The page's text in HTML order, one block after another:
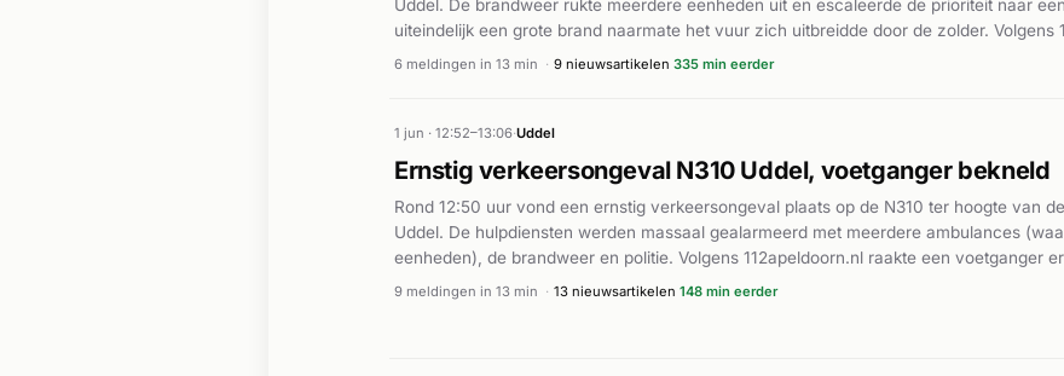
Uddel. De brandweer rukte meerdere eenheden uit en escaleerde de prioriteit naar
uiteindelijk een grote brand naarmate het vuur zich uitbreidde door de zolder. Volgens
brand veroorzaakt door een blikseminslag. De brand greep snel om zich heen in het
6 meldingen in 13 min · 9 nieuwsartikelen 335 min eerder
1 jun · 12:52–13:06·Uddel
Ernstig verkeersongeval N310 Uddel, voetganger bekneld
Rond 12:50 uur vond een ernstig verkeersongeval plaats op de N310 ter hoogte van
Uddel. De hulpdiensten werden massaal gealarmeerd met meerdere ambulances
eenheden), de brandweer en politie. Volgens 112apeldoorn.nl raakte een voetganger
kwam onder een auto bekneld te zitten. Hulz Media meldt dat de voetganger ernstig
9 meldingen in 13 min · 13 nieuwsartikelen 148 min eerder